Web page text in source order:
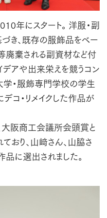
年にスタート。 洋服・副
き、既存の服飾品をベー
等廃棄される副資材など付
アや出来栄えを競うコン
学・服飾専門学校の学生
コ・リメイクした作品が
大阪商工会議所会頭賞と
おり、山﨑さん、山脇さ
に選出されました。